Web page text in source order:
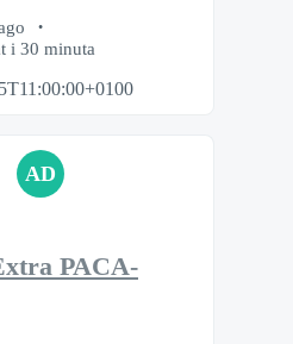
i 30 minuta
AD
PACA-